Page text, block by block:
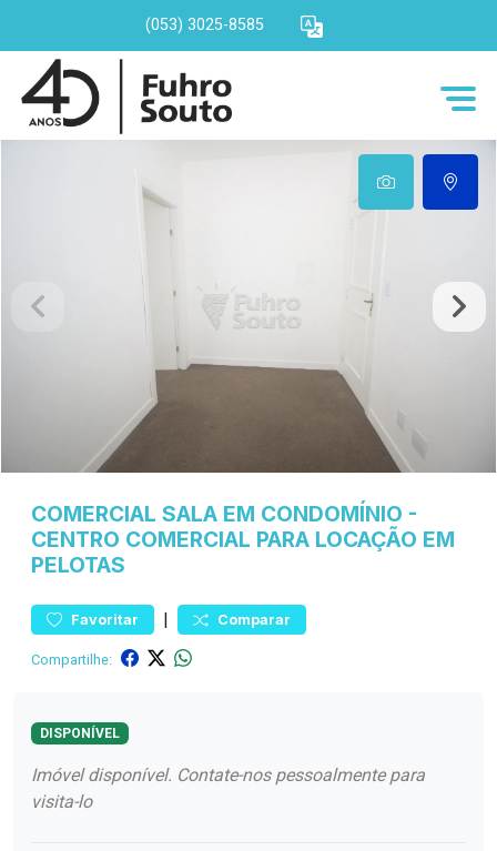
(053) 3025-8585
COMERCIAL SALA EM CONDOMÍNIO -
CENTRO COMERCIAL PARA LOCAÇÃO EM
PELOTAS
Favoritar | Comparar
Compartilhe:
DISPONÍVEL
Imóvel disponível. Contate-nos pessoalmente para
visita-lo